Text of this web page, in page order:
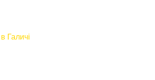
Галичі